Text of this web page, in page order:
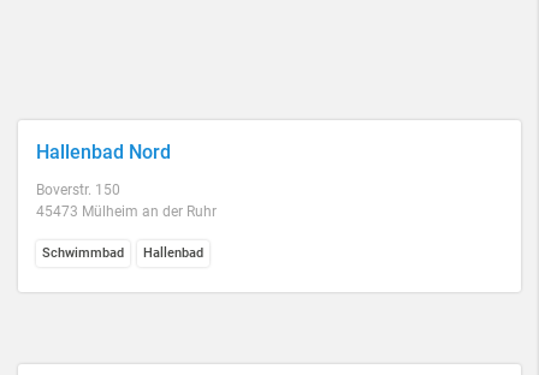
Hallenbad Nord
Boverstr. 150
45473 Mülheim an der Ruhr
Schwimmbad Hallenbad